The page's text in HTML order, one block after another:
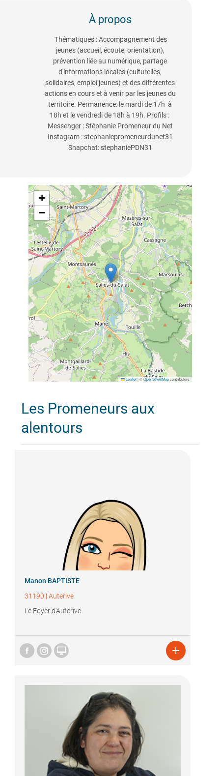
À propos
Thématiques : Accompagnement des
jeunes (accueil, écoute, orientation),
prévention liée au numérique, partage
d'informations locales (culturelles,
solidaires, emploi jeunes) et des différentes
actions en cours et à venir par les jeunes du
territoire. Permanence: le mardi de 17h à
18h et le vendredi de 18h à 19h. Profils :
Messenger : Stéphanie Promeneur du Net
Instagram : stephaniepromeneurdunet31
Snapchat: stephaniePDN31
+
−
Leaflet |©OpenStreetMapcontributors
Les Promeneurs aux
alentours
Manon BAPTISTE
31190 | Auterive
Le Foyer d'Auterive
 